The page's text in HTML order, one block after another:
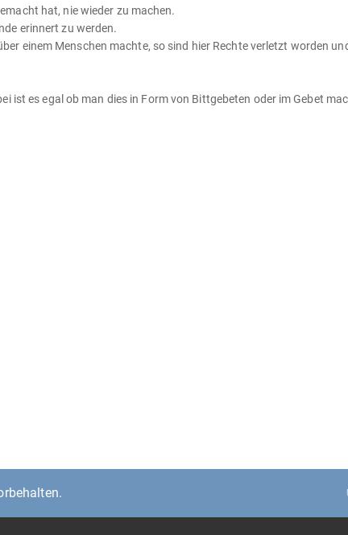
hat, nie wieder zu machen.
erinnert zu werden.
einem Menschen machte, so sind hier Rechte verletzt worden
ist es egal ob man dies in Form von Bittgebeten oder im Gebet